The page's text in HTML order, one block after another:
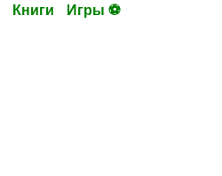
Книги Игры ⚽